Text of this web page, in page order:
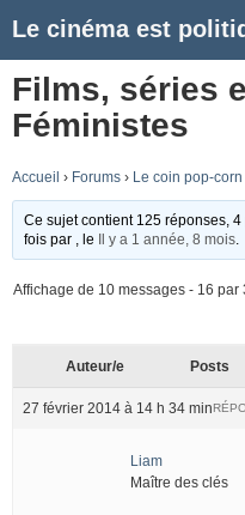
Le cinéma est
Films, séries
Féministes
Accueil › Forums › Le coin pop-corn
Ce sujet contient 125 réponses,
fois par
, le Il y a 1 année, 8 mois
Affichage de 10 messages - 16 par
Auteur/e Posts
27 février 2014 à 14 h 34 min
Liam
Maître des clés